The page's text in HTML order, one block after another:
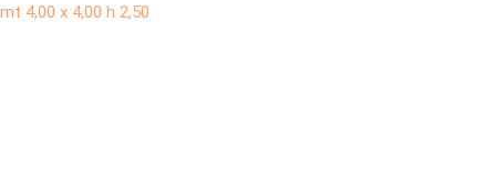
mt 4,00 x 4,00 h 2,50